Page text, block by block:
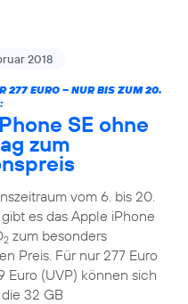
2018
277 EURO – NUR BIS ZUM 20.
SE ohne
zum
vom 6. bis 20.
es das Apple iPhone
2zum besonders
Preis. Für nur 277 Euro
Euro (UVP) können sich
32 GB